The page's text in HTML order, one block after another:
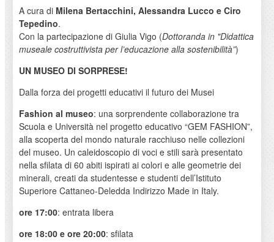
A cura di Milena Bertacchini, Alessandra Lucco e Ciro
Tepedino.
Con la partecipazione di Giulia Vigo (Dottoranda in "Didattica
museale costruttivista per l’educazione alla sostenibilità”)
UN MUSEO DI SORPRESE!
Dalla forza dei progetti educativi il futuro dei Musei
Fashion al museo: una sorprendente collaborazione tra
Scuola e Università nel progetto educativo “GEM FASHION”,
alla scoperta del mondo naturale racchiuso nelle collezioni
del museo. Un caleidoscopio di voci e stili sarà presentato
nella sfilata di 60 abiti ispirati ai colori e alle geometrie dei
minerali, creati da studentesse e studenti dell’Istituto
Superiore Cattaneo-Deledda Indirizzo Made in Italy.
ore 17:00: entrata libera
ore 18:00 e ore 20:00: sfilata